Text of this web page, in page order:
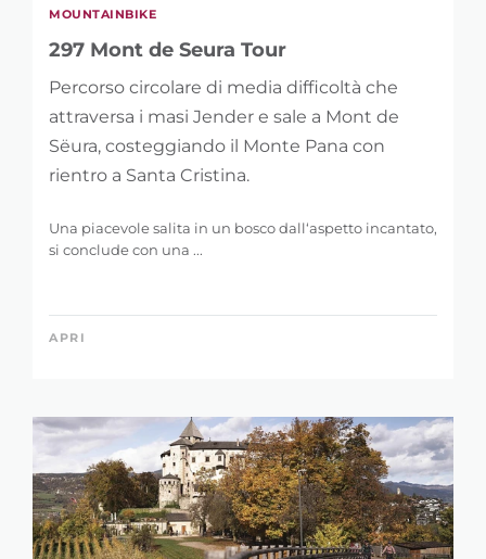
MOUNTAINBIKE
297 Mont de Seura Tour
Percorso circolare di media difficoltà che
attraversa i masi Jender e sale a Mont de
Sëura, costeggiando il Monte Pana con
rientro a Santa Cristina.
Una piacevole salita in un bosco dall‘aspetto incantato,
si conclude con una ...
APRI